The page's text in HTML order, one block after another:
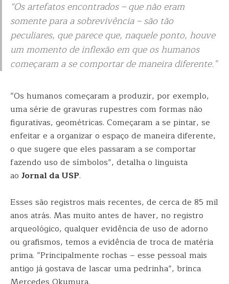
“Os artefatos encontrados – que não eram
somente para a sobrevivência – são tão
peculiares, que parece que, naquele ponto, houve
um momento de inflexão em que os humanos
começaram a se comportar de maneira diferente.”
“Os humanos começaram a produzir, por exemplo,
uma série de gravuras rupestres com formas não
figurativas, geométricas. Começaram a se pintar, se
enfeitar e a organizar o espaço de maneira diferente,
o que sugere que eles passaram a se comportar
fazendo uso de símbolos”, detalha o linguista
ao Jornal da USP.
Esses são registros mais recentes, de cerca de 85 mil
anos atrás. Mas muito antes de haver, no registro
arqueológico, qualquer evidência de uso de adorno
ou grafismos, temos a evidência de troca de matéria
prima. “Principalmente rochas – esse pessoal mais
antigo já gostava de lascar uma pedrinha”, brinca